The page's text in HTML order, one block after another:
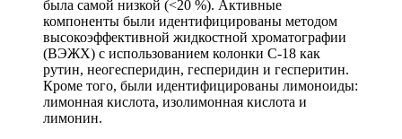
была самой низкой (<20 %). Активные
компоненты были идентифицированы методом
высокоэффективной жидкостной хроматографии
(ВЭЖХ) с использованием колонки C-18 как
рутин, неогесперидин, гесперидин и гесперитин.
Кроме того, были идентифицированы лимоноиды:
лимонная кислота, изолимонная кислота и
лимонин.